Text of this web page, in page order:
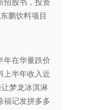
招股书，投资
鹏饮料项目
年在华量跌价
上半年收入近
梦龙冰淇淋
福记发拼多多